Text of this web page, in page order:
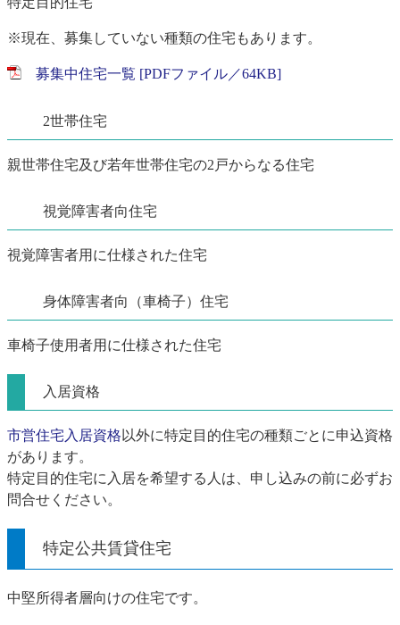
※現在、募集していない種類の住宅もあります。
募集中住宅一覧 [PDFファイル／64KB]
2世帯住宅
親世帯住宅及び若年世帯住宅の2戸からなる住宅
視覚障害者向住宅
視覚障害者用に仕様された住宅
身体障害者向（車椅子）住宅
車椅子使用者用に仕様された住宅
入居資格
市営住宅入居資格 以外に特定目的住宅の種類ごとに申込資格
があります。
特定目的住宅に入居を希望する人は、申し込みの前に必ずお
問合せください。
特定公共賃貸住宅
中堅所得者層向けの住宅です。